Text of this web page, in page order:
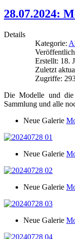
28.07.2024:
Details
Kategorie:
Erstellt: 18.
Zuletzt
Zugriffe:
Die Modelle und
Sammlung und alle
Neue Galerie
Neue Galerie
Neue Galerie
Neue Galerie